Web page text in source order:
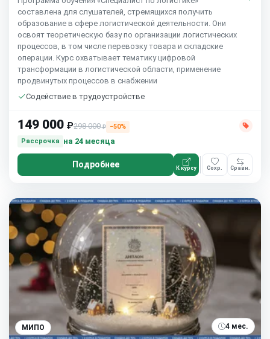
составлена для слушателей, стремящихся получить
образование в сфере логистической деятельности. Они
освоят теоретическую базу по организации логистических
процессов, в том числе перевозку товара и складские
операции. Курс охватывает тематику цифровой
трансформации в логистической области, применение
продвинутых процессов в снабжении
Содействие в трудоустройстве
149 000 ₽298 000₽
−50%
Рассрочка
на 24 месяца
Подробнее К курсу Сохр. Сравн.
МИПО 4 мес.